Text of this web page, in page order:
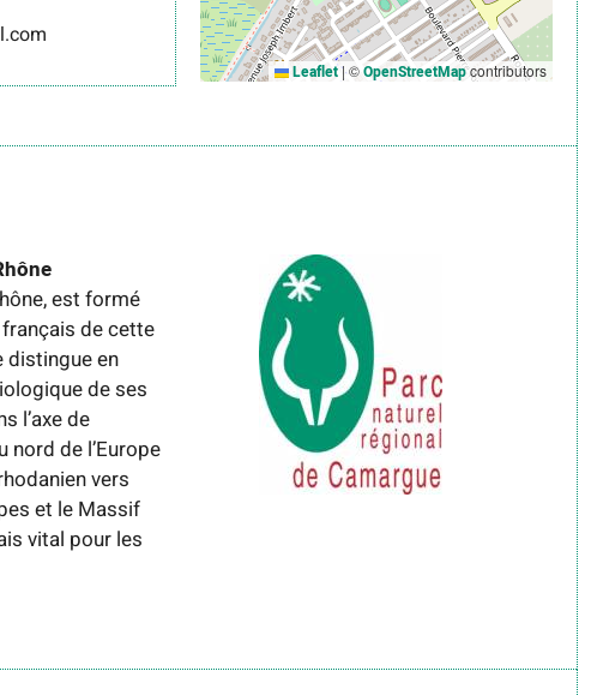
Leaflet|©OpenStreetMapcontributors
est formé
français de cette
distingue en
de ses
l’axe de
de l’Europe
vers
et le Massif
vital pour les